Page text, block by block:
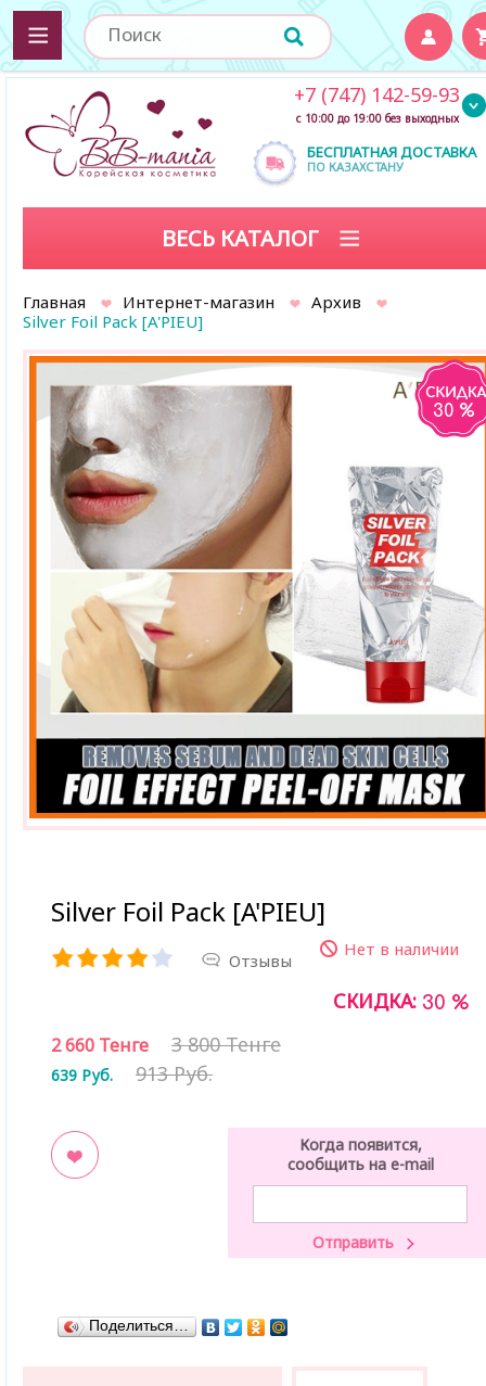
БЕСПЛАТНАЯ ДОСТАВКА
ПО КАЗАХСТАНУ
+7 (747) 142-59-93
с 10:00 до 19:00 без выходных
ВЕСЬ КАТАЛОГ
Главная Интернет-магазин
Архив
Silver Foil Pack [A'PIEU]
30 %
Silver Foil Pack [A'PIEU]
Отзывы
Нет в наличии
СКИДКА: 30 %
2 660 Тенге 3 800 Тенге
639 Руб. 913 Руб.
Когда появится,
сообщить на e-mail
Поделиться…